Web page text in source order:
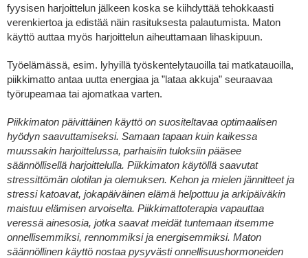
fyysisen harjoittelun jälkeen koska se kiihdyttää tehokkaasti
verenkiertoa ja edistää näin rasituksesta palautumista. Maton
käyttö auttaa myös harjoittelun aiheuttamaan lihaskipuun.
Työelämässä, esim. lyhyillä työskentelytauoilla tai matkatauoilla,
piikkimatto antaa uutta energiaa ja ”lataa akkuja” seuraavaa
työrupeamaa tai ajomatkaa varten.
Piikkimaton päivittäinen käyttö on suositeltavaa optimaalisen
hyödyn saavuttamiseksi. Samaan tapaan kuin kaikessa
muussakin harjoittelussa, parhaisiin tuloksiin pääsee
säännöllisellä harjoittelulla. Piikkimaton käytöllä saavutat
stressittömän olotilan ja olemuksen. Kehon ja mielen jännitteet ja
stressi katoavat, jokapäiväinen elämä helpottuu ja arkipäiväkin
maistuu elämisen arvoiselta. Piikkimattoterapia vapauttaa
veressä ainesosia, jotka saavat meidät tuntemaan itsemme
onnellisemmiksi, rennommiksi ja energisemmiksi. Maton
säännöllinen käyttö nostaa pysyvästi onnellisuushormoneiden